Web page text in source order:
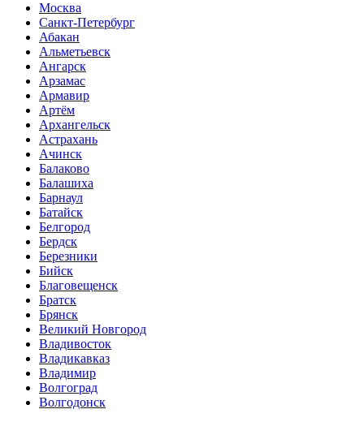
Москва
Санкт-Петербург
Абакан
Альметьевск
Ангарск
Арзамас
Армавир
Артём
Архангельск
Астрахань
Ачинск
Балаково
Балашиха
Барнаул
Батайск
Белгород
Бердск
Березники
Бийск
Благовещенск
Братск
Брянск
Великий Новгород
Владивосток
Владикавказ
Владимир
Волгоград
Волгодонск